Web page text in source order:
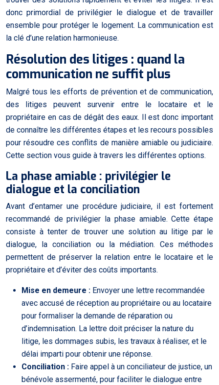
donc primordial de privilégier le dialogue et de travailler
ensemble pour protéger le logement. La communication est
la clé d’une relation harmonieuse.
Résolution des litiges : quand la
communication ne suffit plus
Malgré tous les efforts de prévention et de communication,
des litiges peuvent survenir entre le locataire et le
propriétaire en cas de dégât des eaux. Il est donc important
de connaître les différentes étapes et les recours possibles
pour résoudre ces conflits de manière amiable ou judiciaire.
Cette section vous guide à travers les différentes options.
La phase amiable : privilégier le
dialogue et la conciliation
Avant d’entamer une procédure judiciaire, il est fortement
recommandé de privilégier la phase amiable. Cette étape
consiste à tenter de trouver une solution au litige par le
dialogue, la conciliation ou la médiation. Ces méthodes
permettent de préserver la relation entre le locataire et le
propriétaire et d’éviter des coûts importants.
Mise en demeure : Envoyer une lettre recommandée
avec accusé de réception au propriétaire ou au locataire
pour formaliser la demande de réparation ou
d’indemnisation. La lettre doit préciser la nature du
litige, les dommages subis, les travaux à réaliser, et le
délai imparti pour obtenir une réponse.
Conciliation : Faire appel à un conciliateur de justice, un
bénévole assermenté, pour faciliter le dialogue entre